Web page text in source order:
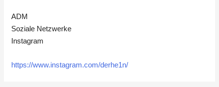
ADM
Soziale Netzwerke
Instagram
https://www.instagram.com/derhe1n/